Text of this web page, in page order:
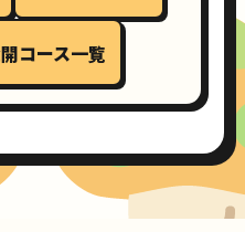
コース一覧